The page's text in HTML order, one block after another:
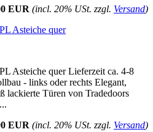
EUR (incl. 20% USt. zzgl. Versand)
Asteiche quer
Asteiche quer Lieferzeit ca. 4-8
- links oder rechts Elegant,
lackierte Türen von Tradedoors
EUR (incl. 20% USt. zzgl. Versand)